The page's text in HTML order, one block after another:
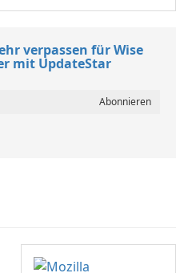
verpassen für Wise
mit UpdateStar